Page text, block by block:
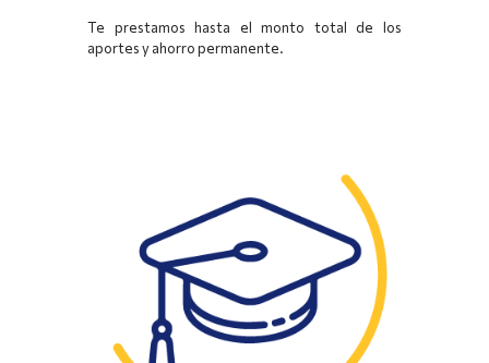
Te prestamos hasta el monto total de los
aportes y ahorro permanente.